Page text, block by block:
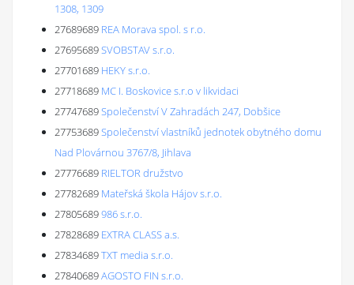
1308, 1309
27689689 REA Morava spol. s r.o.
27695689SVOBSTAV s.r.o.
27701689 HEKY s.r.o.
27718689 MC I. Boskovice s.r.o v likvidaci
27747689Společenství V Zahradách 247, Dobšice
27753689Společenství vlastníků jednotek obytného domu
Nad Plovárnou 3767/8, Jihlava
27776689 RIELTOR družstvo
27782689 Mateřská škola Hájov s.r.o.
27805689986 s.r.o.
27828689 EXTRA CLASS a.s.
27834689TXT media s.r.o.
27840689AGOSTO FIN s.r.o.